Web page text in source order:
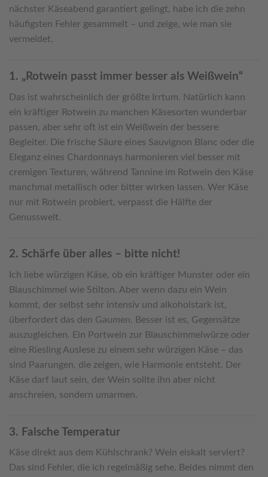
nächster Käseabend garantiert gelingt, habe ich die zehn
häufigsten Fehler gesammelt – und zeige, wie man sie
vermeidet.
1. „Rotwein passt immer besser als Weißwein“
Das ist wahrscheinlich der größte Irrtum. Natürlich kann
ein kräftiger Rotwein zu manchen Käsesorten wunderbar
passen, aber sehr oft ist ein Weißwein der bessere
Begleiter. Die frische Säure eines Sauvignon Blanc oder die
Eleganz eines Chardonnays harmonieren viel besser mit
cremigen Texturen, während Tannine im Rotwein den Käse
manchmal metallisch oder bitter wirken lassen. Wer Käse
nur mit Rotwein probiert, verpasst die Hälfte der
Genusswelt.
2. Schärfe über alles – bitte nicht!
Ich liebe würzigen Käse, ob ein kräftiger Munster oder ein
Blauschimmel wie Stilton. Aber wenn dazu ein Wein
kommt, der selbst sehr intensiv und alkoholstark ist,
überfordert das den Gaumen. Besser ist es, Gegensätze
auszugleichen. Ein Portwein zur Blauschimmelwürze oder
eine Riesling Auslese zu einem sehr würzigen Käse – das
sind Paarungen, die zeigen, wie Harmonie entsteht. Der
Käse darf laut sein, der Wein sollte ihn aber nicht
anschreien, sondern umarmen.
3. Falsche Temperatur
Käse direkt aus dem Kühlschrank? Wein eiskalt serviert?
Das sind Fehler, die ich regelmäßig sehe. Beides nimmt den